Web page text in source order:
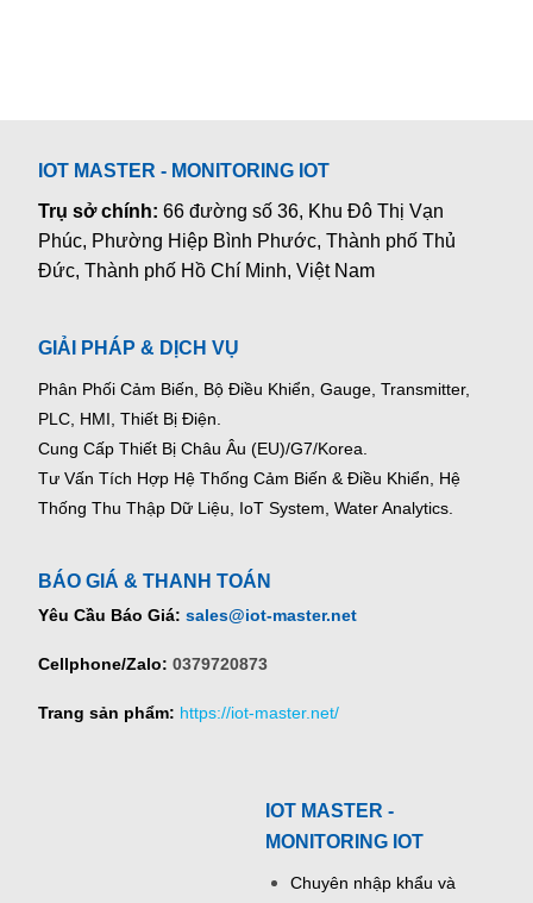
IOT MASTER - MONITORING IOT
Trụ sở chính:66 đường số 36, Khu Đô Thị Vạn
Phúc, Phường Hiệp Bình Phước, Thành phố Thủ
Đức, Thành phố Hồ Chí Minh, Việt Nam
GIẢI PHÁP & DỊCH VỤ
Phân Phối Cảm Biến, Bộ Điều Khiển, Gauge, Transmitter,
PLC, HMI, Thiết Bị Điện.
Cung Cấp Thiết Bị Châu Âu (EU)/G7/Korea.
Tư Vấn Tích Hợp Hệ Thống Cảm Biến & Điều Khiển, Hệ
Thống Thu Thập Dữ Liệu, IoT System, Water Analytics.
BÁO GIÁ & THANH TOÁN
Yêu Cầu Báo Giá: sales@iot-master.net
Cellphone/Zalo: 0379720873
Trang sản phẩm: https://iot-master.net/
IOT MASTER -
MONITORING IOT
Chuyên nhập khẩu và